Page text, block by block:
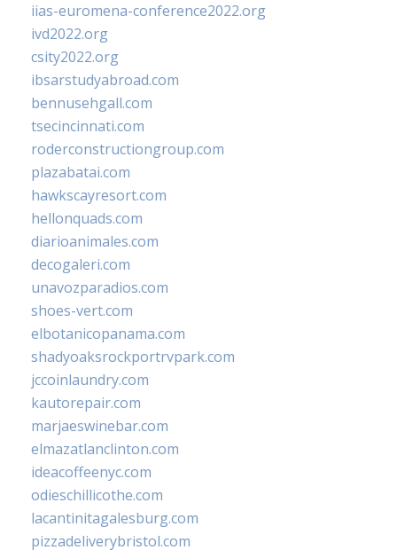
iias-euromena-conference2022.org
ivd2022.org
csity2022.org
ibsarstudyabroad.com
bennusehgall.com
tsecincinnati.com
roderconstructiongroup.com
plazabatai.com
hawkscayresort.com
hellonquads.com
diarioanimales.com
decogaleri.com
unavozparadios.com
shoes-vert.com
elbotanicopanama.com
shadyoaksrockportrvpark.com
jccoinlaundry.com
kautorepair.com
marjaeswinebar.com
elmazatlanclinton.com
ideacoffeenyc.com
odieschillicothe.com
lacantinitagalesburg.com
pizzadeliverybristol.com